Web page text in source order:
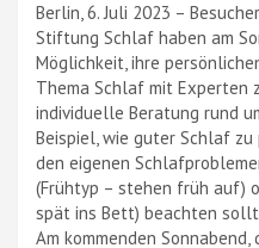
Berlin, 6. Juli 2023 –
Stiftung Schlaf haben am
Möglichkeit, ihre
Thema Schlaf mit Experten
individuelle Beratung rund
Beispiel, wie guter Schlaf
den eigenen
(Frühtyp – stehen früh auf)
spät ins Bett) beachten
Am kommenden